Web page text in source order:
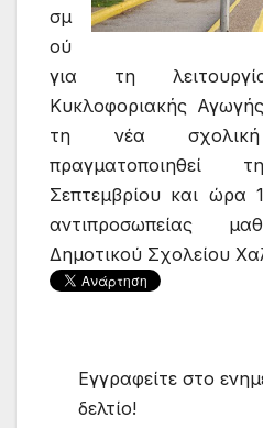
σμ
ού
για τη
Κυκλοφοριακής
τη νέα
Σεπτεμβρίου και ώρα
αντιπροσωπείας
Δημοτικού Σχολείου
Εγγραφείτε στο
δελτίο!